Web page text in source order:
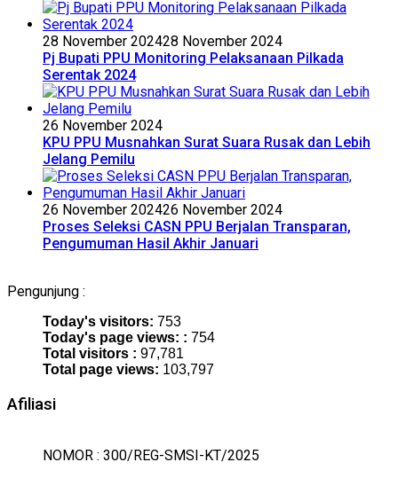
28 November 202428 November 2024
Pj Bupati PPU Monitoring Pelaksanaan Pilkada
Serentak 2024
26 November 2024
KPU PPU Musnahkan Surat Suara Rusak dan Lebih
Jelang Pemilu
26 November 202426 November 2024
Proses Seleksi CASN PPU Berjalan Transparan,
Pengumuman Hasil Akhir Januari
Pengunjung :
Today's visitors: 753
Today's page views: : 754
Total visitors : 97,781
Total page views: 103,797
Afiliasi
NOMOR : 300/REG-SMSI-KT/2025